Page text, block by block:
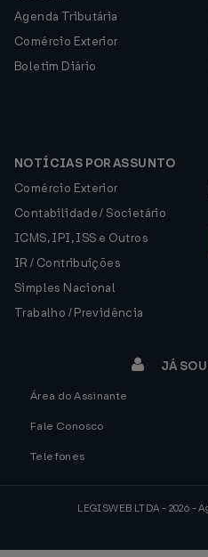
Agenda Tributária
Comércio Exterior
Boletim Diário
NOTÍCIAS POR ASSUNTO
Comércio Exterior
Contabilidade / Societário
ICMS, IPI, ISS e Outros
IR / Contribuições
Simples Nacional
Trabalho / Previdência
JÁ
Área do Assinante
Fale Conosco
Telefones
LEGISWEB LTDA - 2026 -